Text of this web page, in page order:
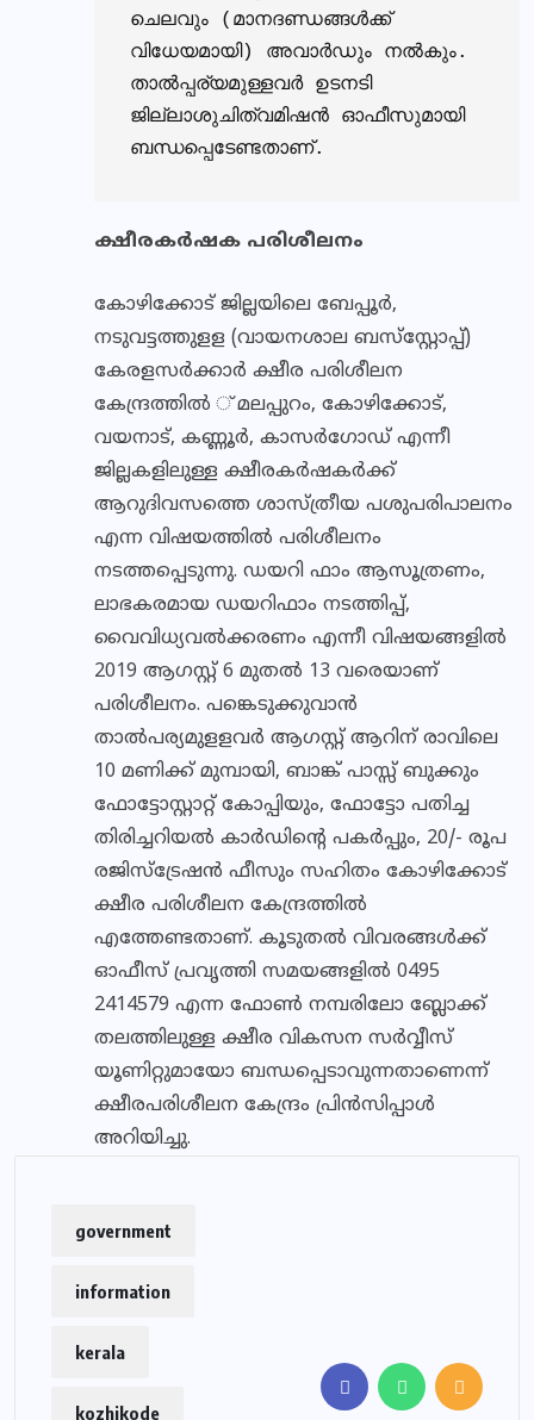
ചെലവും (മാനദണ്ഡങ്ങള്‍ക്ക്
വിധേയമായി) അവാര്‍ഡും നല്‍കും.
താല്‍പ്പര്യമുള്ളവര്‍ ഉടനടി
ജില്ലാശുചിത്വമിഷന്‍ ഓഫീസുമായി
ബന്ധപ്പെടേണ്ടതാണ്.
ക്ഷീരകര്‍ഷക പരിശീലനം
കോഴിക്കോട് ജില്ലയിലെ ബേപ്പൂര്‍,
നടുവട്ടത്തുളള (വായനശാല ബസ്‌സ്റ്റോപ്പ്)
കേരളസര്‍ക്കാര്‍ ക്ഷീര പരിശീലന
കേന്ദ്രത്തില്‍ ് മലപ്പുറം, കോഴിക്കോട്,
വയനാട്, കണ്ണൂര്‍, കാസര്‍ഗോഡ് എന്നീ
ജില്ലകളിലുള്ള ക്ഷീരകര്‍ഷകര്‍ക്ക്
ആറുദിവസത്തെ ശാസ്ത്രീയ പശുപരിപാലനം
എന്ന വിഷയത്തില്‍ പരിശീലനം
നടത്തപ്പെടുന്നു. ഡയറി ഫാം ആസൂത്രണം,
ലാഭകരമായ ഡയറിഫാം നടത്തിപ്പ്,
വൈവിധ്യവല്‍ക്കരണം എന്നീ വിഷയങ്ങളില്‍
2019 ആഗസ്റ്റ് 6 മുതല്‍ 13 വരെയാണ്
പരിശീലനം. പങ്കെടുക്കുവാന്‍
താല്‍പര്യമുളളവര്‍ ആഗസ്റ്റ് ആറിന് രാവിലെ
10 മണിക്ക് മുമ്പായി, ബാങ്ക് പാസ്സ് ബുക്കും
ഫോട്ടോസ്റ്റാറ്റ് കോപ്പിയും, ഫോട്ടോ പതിച്ച
തിരിച്ചറിയല്‍ കാര്‍ഡിന്റെ പകര്‍പ്പും, 20/- രൂപ
രജിസ്‌ട്രേഷന്‍ ഫീസും സഹിതം കോഴിക്കോട്
ക്ഷീര പരിശീലന കേന്ദ്രത്തില്‍
എത്തേണ്ടതാണ്. കൂടുതല്‍ വിവരങ്ങള്‍ക്ക്
ഓഫീസ് പ്രവൃത്തി സമയങ്ങളില്‍ 0495
2414579 എന്ന ഫോണ്‍ നമ്പരിലോ ബ്ലോക്ക്
തലത്തിലുള്ള ക്ഷീര വികസന സര്‍വ്വീസ്
യൂണിറ്റുമായോ ബന്ധപ്പെടാവുന്നതാണെന്ന്
ക്ഷീരപരിശീലന കേന്ദ്രം പ്രിന്‍സിപ്പാള്‍
അറിയിച്ചു.
government
information
kerala
kozhikode